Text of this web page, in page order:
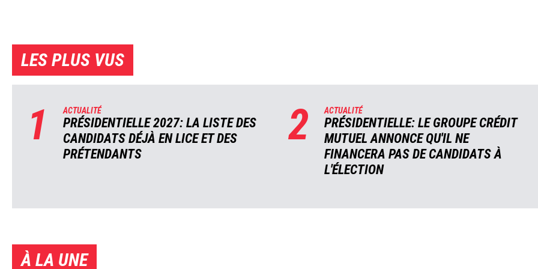
LES PLUS VUS
1 ACTUALITÉ
PRÉSIDENTIELLE 2027: LA LISTE DES
CANDIDATS DÉJÀ EN LICE ET DES
PRÉTENDANTS
2 ACTUALITÉ
PRÉSIDENTIELLE: LE GROUPE CRÉDIT
MUTUEL ANNONCE QU'IL NE
FINANCERA PAS DE CANDIDATS À
L'ÉLECTION
À LA UNE